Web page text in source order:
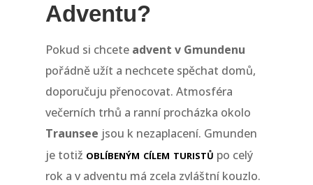
Adventu?
Pokud si chcete advent v Gmundenu
pořádně užít a nechcete spěchat domů,
doporučuju přenocovat. Atmosféra
večerních trhů a ranní procházka okolo
Traunsee jsou k nezaplacení. Gmunden
je totiž oblíbeným cílem turistů po celý
rok a v adventu má zcela zvláštní kouzlo.